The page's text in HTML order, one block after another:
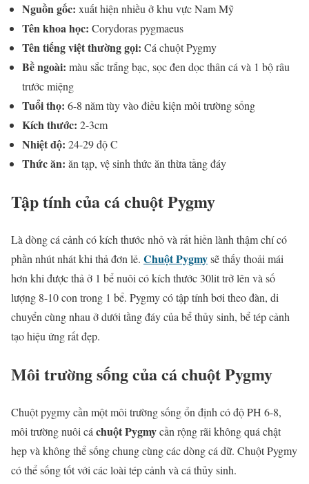
Nguồn gốc: xuất hiện nhiều ở khu vực Nam Mỹ
Tên khoa học: Corydoras pygmaeus
Tên tiếng việt thường gọi: Cá chuột Pygmy
Bề ngoài: màu sắc trắng bạc, sọc đen dọc thân cá và 1 bộ râu
trước miệng
Tuổi thọ: 6-8 năm tùy vào điều kiện môi trường sống
Kích thước: 2-3cm
Nhiệt độ: 24-29 độ C
Thức ăn: ăn tạp, vệ sinh thức ăn thừa tầng đáy
Tập tính của cá chuột Pygmy
Là dòng cá cảnh có kích thước nhỏ và rất hiền lành thậm chí có
phần nhút nhát khi thả đơn lẻ. Chuột Pygmysẽ thấy thoải mái
hơn khi được thả ở 1 bể nuôi có kích thước 30lit trở lên và số
lượng 8-10 con trong 1 bể. Pygmy có tập tính bơi theo đàn, di
chuyển cùng nhau ở dưới tầng đáy của bể thủy sinh, bể tép cảnh
tạo hiệu ứng rất đẹp.
Môi trường sống của cá chuột Pygmy
Chuột pygmy cần một môi trường sống ổn định có độ PH 6-8,
môi trường nuôi cá chuột Pygmycần rộng rãi không quá chật
hẹp và không thể sống chung cùng các dòng cá dữ. Chuột Pygmy
có thể sống tốt với các loài tép cảnh và cá thủy sinh.